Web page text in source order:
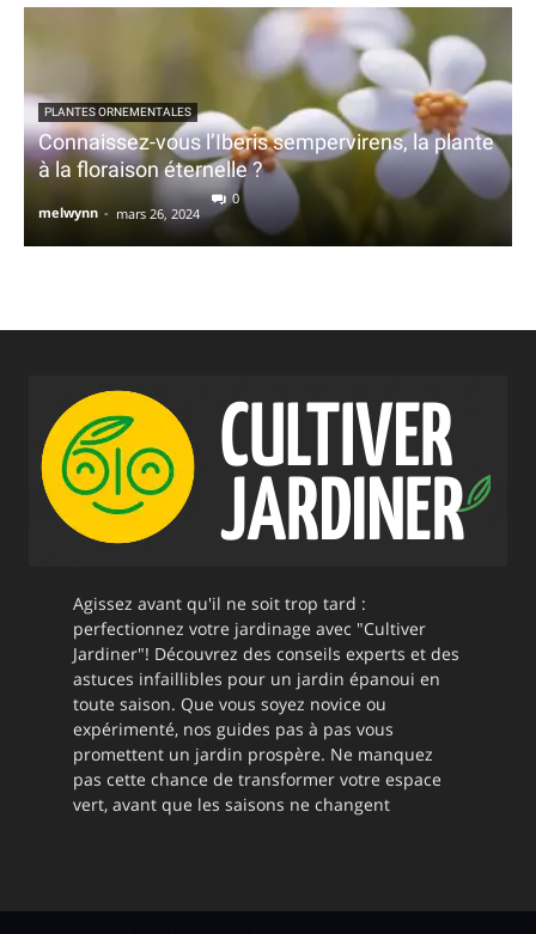
PLANTES ORNEMENTALES
Connaissez-vous l’Iberis sempervirens, la plante
à la floraison éternelle ?
melwynn - mars 26, 2024
0
Agissez avant qu'il ne soit trop tard :
perfectionnez votre jardinage avec "Cultiver
Jardiner"! Découvrez des conseils experts et des
astuces infaillibles pour un jardin épanoui en
toute saison. Que vous soyez novice ou
expérimenté, nos guides pas à pas vous
promettent un jardin prospère. Ne manquez
pas cette chance de transformer votre espace
vert, avant que les saisons ne changent